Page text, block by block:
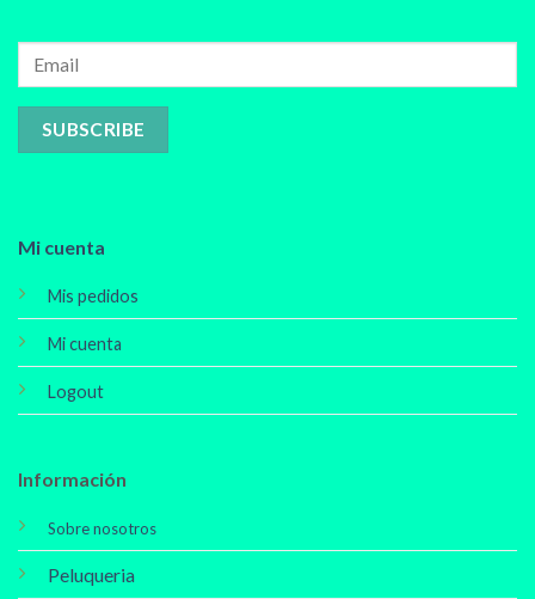
Mi cuenta
Mis pedidos
Mi cuenta
Logout
Información
Sobre nosotros
Peluqueria